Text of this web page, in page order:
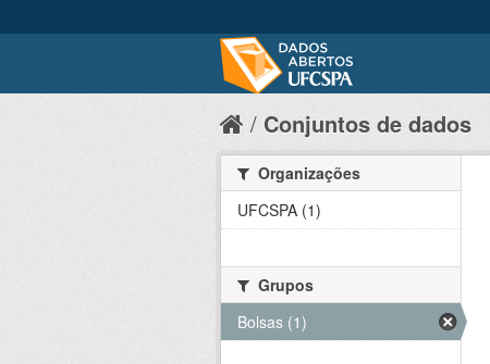
Conjuntos de dados
Organizações
UFCSPA (1)
Grupos
Bolsas (1)